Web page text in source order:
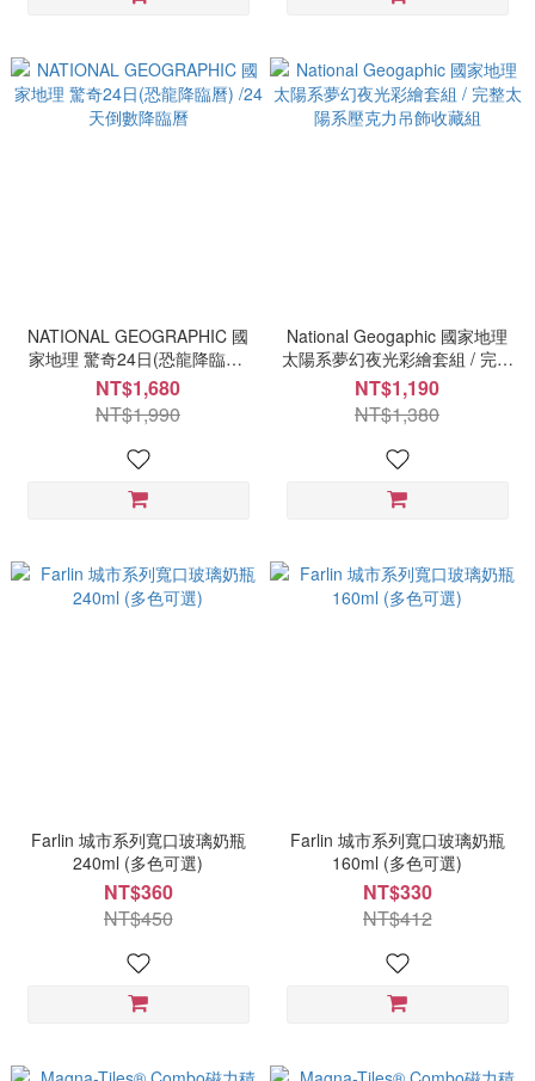
NATIONAL GEOGRAPHIC 國
家地理 驚奇24日(恐龍降臨曆)
/24天倒數降臨曆
NT$1,680
NT$1,990
National Geogaphic 國家地理
太陽系夢幻夜光彩繪套組 / 完整
太陽系壓克力吊飾收藏組
NT$1,190
NT$1,380
Farlin 城市系列寬口玻璃奶瓶
240ml (多色可選)
NT$360
NT$450
Farlin 城市系列寬口玻璃奶瓶
160ml (多色可選)
NT$330
NT$412